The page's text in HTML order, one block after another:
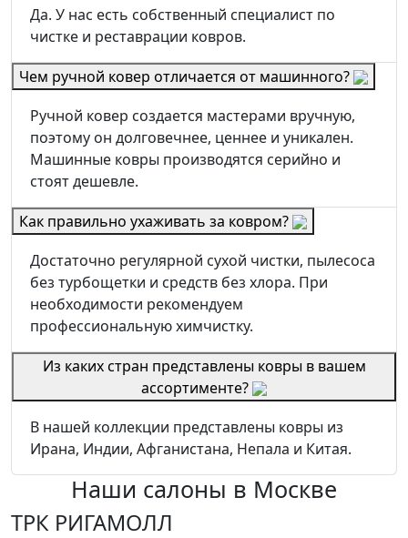
Да. У нас есть собственный специалист по
чистке и реставрации ковров.
Чем ручной ковер отличается от машинного?
Ручной ковер создается мастерами вручную,
поэтому он долговечнее, ценнее и уникален.
Машинные ковры производятся серийно и
стоят дешевле.
Как правильно ухаживать за ковром?
Достаточно регулярной сухой чистки, пылесоса
без турбощетки и средств без хлора. При
необходимости рекомендуем
профессиональную химчистку.
Из каких стран представлены ковры в вашем
ассортименте?
В нашей коллекции представлены ковры из
Ирана, Индии, Афганистана, Непала и Китая.
Наши салоны в Москве
ТРК РИГАМОЛЛ